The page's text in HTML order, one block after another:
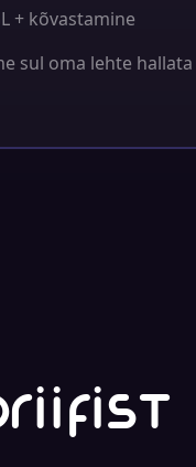
+ kõvastamine
sul oma lehte hallata